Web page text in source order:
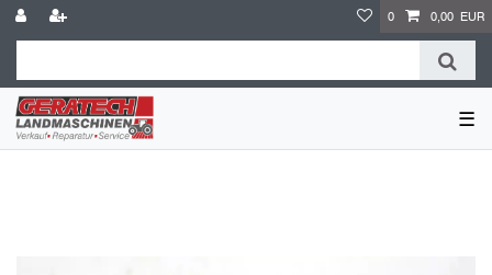
0 0,00 EUR
☰